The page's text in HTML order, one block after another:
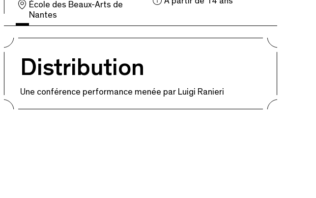
École des Beaux-Arts de
Nantes
Distribution
Une conférence performance menée par Luigi Ranieri